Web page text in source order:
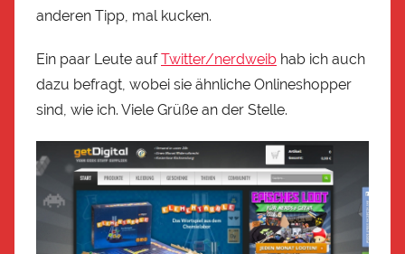
anderen Tipp, mal kucken.
Ein paar Leute aufTwitter/nerdweib hab ich auch
dazu befragt, wobei sie ähnliche Onlineshopper
sind, wie ich. Viele Grüße an der Stelle.